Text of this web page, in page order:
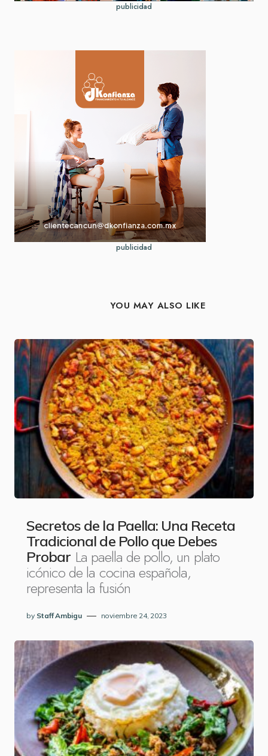
publicidad
publicidad
YOU MAY ALSO LIKE
Secretos de la Paella: Una Receta
Tradicional de Pollo que Debes
Probar La paella de pollo, un plato
icónico de la cocina española,
representa la fusión
by Staff Ambigu noviembre 24, 2023